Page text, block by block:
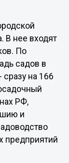
В нее входят
По
садов в
сразу на 166
РФ,
и
предприятий